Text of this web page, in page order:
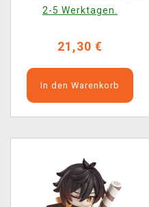
2-5 Werktagen.
21,30 €
In den Warenkorb